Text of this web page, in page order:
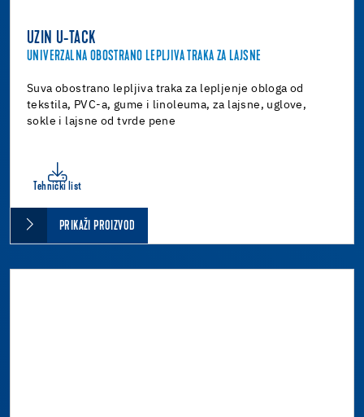
UZIN U-TACK
UNIVERZALNA OBOSTRANO LEPLJIVA TRAKA ZA LAJSNE
Suva obostrano lepljiva traka za lepljenje obloga od
tekstila, PVC-a, gume i linoleuma, za lajsne, uglove,
sokle i lajsne od tvrde pene
Tehnički list
PRIKAŽI PROIZVOD